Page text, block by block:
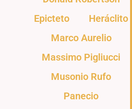
Epicteto
Heráclito
Marco Aurelio
Massimo Pigliucci
Musonio Rufo
Panecio